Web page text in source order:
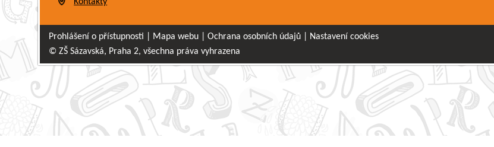
Prohlášení o přístupnosti Mapa webu |Ochrana osobních údajů
Nastavení cookies
© ZŠ Sázavská, Praha 2, všechna práva vyhrazena